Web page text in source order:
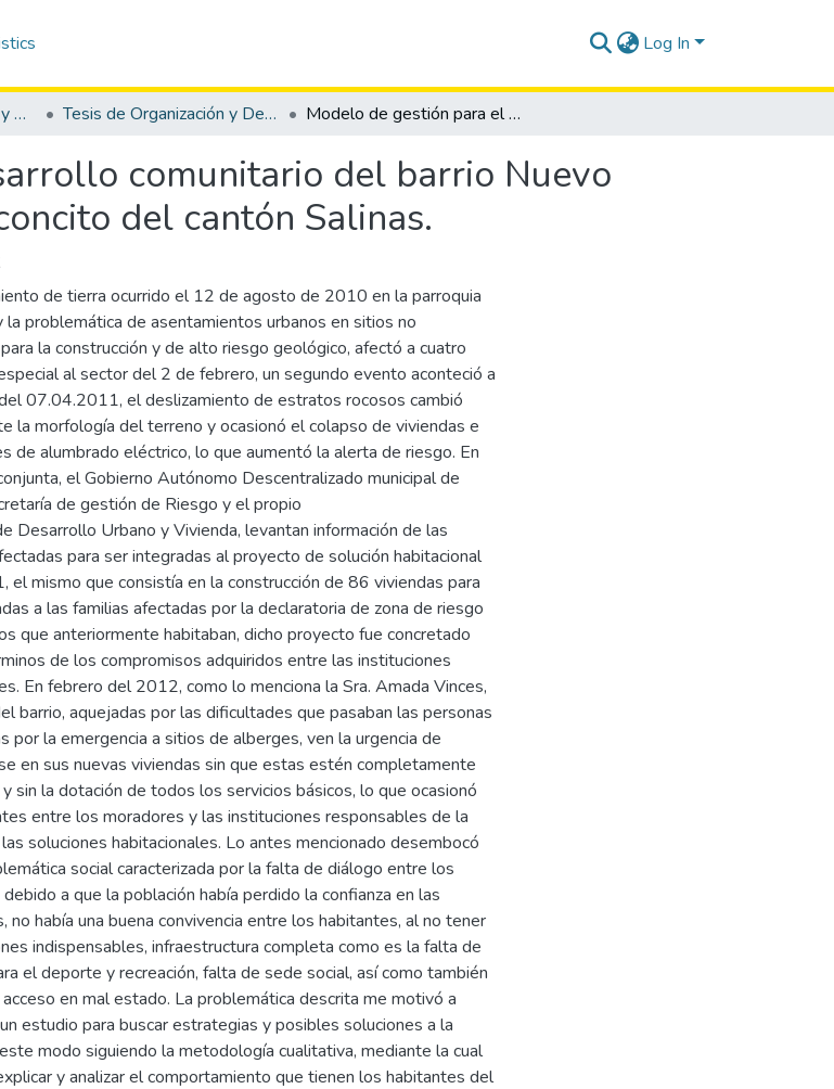
Log In
Carrera de Organización y Desarrollo Comunitario Tesis de Organización y Desarrollo Comunitario Modelo de gestión para el desarrollo comunitario del barrio Nuevo Amanecer de la parroquia Anconcito del cantón Salinas.
comunitario del barrio Nuevo
del cantón Salinas.
de tierra ocurrido el 12 de agosto de 2010 en la parroquia
la problemática de asentamientos urbanos en sitios no
la construcción y de alto riesgo geológico, afectó a cuatro
al sector del 2 de febrero, un segundo evento aconteció a
07.04.2011, el deslizamiento de estratos rocosos cambió
la morfología del terreno y ocasionó el colapso de viviendas e
de alumbrado eléctrico, lo que aumentó la alerta de riesgo. En
el Gobierno Autónomo Descentralizado municipal de
de gestión de Riesgo y el propio
Desarrollo Urbano y Vivienda, levantan información de las
para ser integradas al proyecto de solución habitacional
el mismo que consistía en la construcción de 86 viviendas para
a las familias afectadas por la declaratoria de zona de riesgo
que anteriormente habitaban, dicho proyecto fue concretado
de los compromisos adquiridos entre las instituciones
En febrero del 2012, como lo menciona la Sra. Amada Vinces,
barrio, aquejadas por las dificultades que pasaban las personas
por la emergencia a sitios de alberges, ven la urgencia de
en sus nuevas viviendas sin que estas estén completamente
sin la dotación de todos los servicios básicos, lo que ocasionó
entre los moradores y las instituciones responsables de la
soluciones habitacionales. Lo antes mencionado desembocó
social caracterizada por la falta de diálogo entre los
a que la población había perdido la confianza en las
no había una buena convivencia entre los habitantes, al no tener
indispensables, infraestructura completa como es la falta de
el deporte y recreación, falta de sede social, así como también
en mal estado. La problemática descrita me motivó a
estudio para buscar estrategias y posibles soluciones a la
modo siguiendo la metodología cualitativa, mediante la cual
y analizar el comportamiento que tienen los habitantes del